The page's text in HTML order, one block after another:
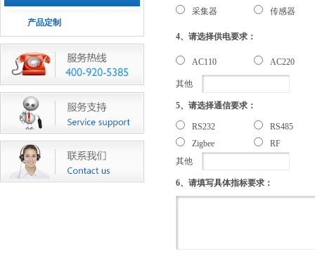
产品定制
采集器 传感器
4、请选择供电要求：
AC110 AC220
其他
5、请选择通信要求：
RS232
RS485
Zigbee
RF
其他
6、请填写具体指标要求：